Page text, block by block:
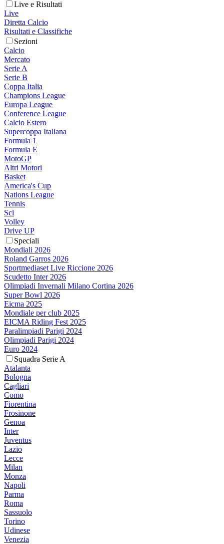
Live e Risultati
Live
Diretta Calcio
Risultati e Classifiche
Sezioni
Calcio
Mercato
Serie A
Serie B
Coppa Italia
Champions League
Europa League
Conference League
Calcio Estero
Supercoppa Italiana
Formula 1
Formula E
MotoGP
Altri Motori
Basket
America's Cup
Nations League
Tennis
Sci
Volley
Drive UP
Speciali
Mondiali 2026
Roland Garros 2026
Sportmediaset Live Riccione 2026
Scudetto Inter 2026
Olimpiadi Invernali Milano Cortina 2026
Super Bowl 2026
Eicma 2025
Mondiale per club 2025
EICMA Riding Fest 2025
Paralimpiadi Parigi 2024
Olimpiadi Parigi 2024
Euro 2024
Squadra Serie A
Atalanta
Bologna
Cagliari
Como
Fiorentina
Frosinone
Genoa
Inter
Juventus
Lazio
Lecce
Milan
Monza
Napoli
Parma
Roma
Sassuolo
Torino
Udinese
Venezia